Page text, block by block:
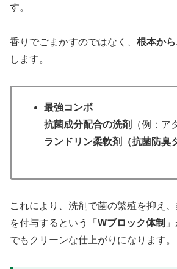
す。
香りでごまかすのではなく、 根本か
します。
最強コンボ
抗菌成分配合の洗剤
（例：ア
ランドリン柔軟剤（抗菌防臭
これにより、洗剤で菌の繁殖を抑え
を付与するという「 Wブロック体制
でもクリーンな仕上がりになります。